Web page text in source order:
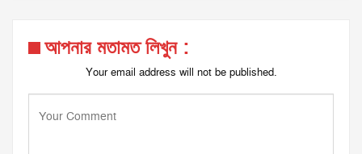
আপনার মতামত লিখুন :
Your email address will not be published.